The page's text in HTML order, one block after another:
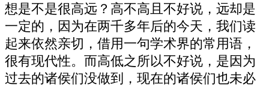
想是不是很高远？高不高且不好说，远却是
一定的，因为在两千多年后的今天，我们读
起来依然亲切，借用一句学术界的常用语，
很有现代性。而高低之所以不好说，是因为
过去的诸侯们没做到，现在的诸侯们也未必